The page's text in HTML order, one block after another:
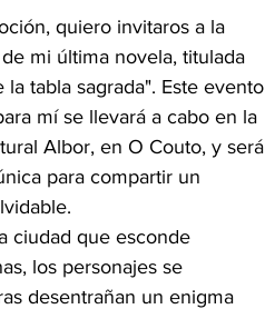
quiero invitaros a la
mi última novela, titulada
la tabla sagrada". Este evento
mí se llevará a cabo en la
Albor, en O Couto, y será
para compartir un
ciudad que esconde
los personajes se
desentrañan un enigma